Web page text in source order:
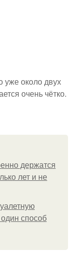
уже около двух
очень чётко.
держатся
лет и не
способ